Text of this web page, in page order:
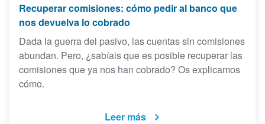
Recuperar comisiones: cómo pedir al banco que
nos devuelva lo cobrado
Dada la guerra del pasivo, las cuentas sin comisiones
abundan. Pero, ¿sabíais que es posible recuperar las
comisiones que ya nos han cobrado? Os explicamos
cómo.
Leer más